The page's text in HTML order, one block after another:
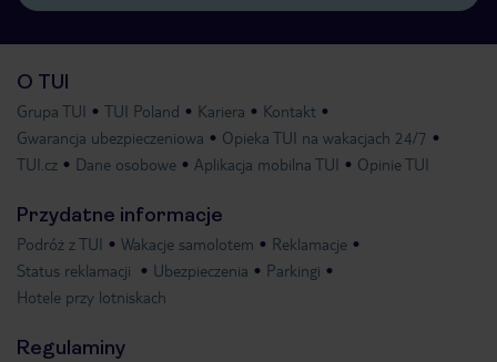
O TUI
Grupa TUI TUI Poland Kariera
Kontakt
Gwarancja ubezpieczeniowa
Opieka TUI na wakacjach 24/7
TUI.cz
Dane osobowe Aplikacja mobilna TUI Opinie TUI
Przydatne informacje
Podróż z TUI Wakacje samolotem
Reklamacje
Status reklamacji
Ubezpieczenia
Parkingi
Hotele przy lotniskach
Regulaminy